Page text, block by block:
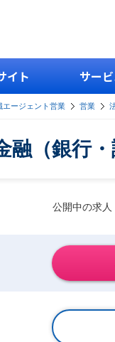
イト サー
エージェント営業 営業
融（銀行
公開中の求人